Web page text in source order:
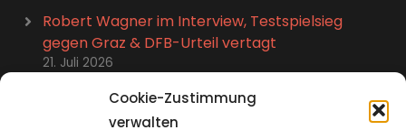
Cookie-Zustimmung
verwalten
Robert Wagner im Interview, Testspielsieg
gegen Graz & DFB-Urteil vertagt
21. Juli 2026
Stefan Kutschke im Talk: Abschied, Karriere-
Highlights und neues Leben